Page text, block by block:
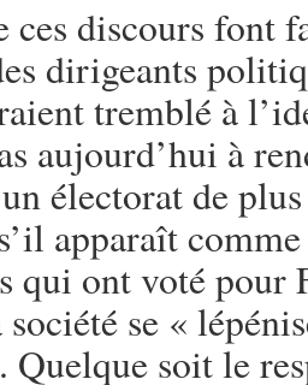
ces discours font
dirigeants
tremblé à
aujourd’hui à
électorat de
apparaît
qui ont voté pour
se «
Quelque soit le